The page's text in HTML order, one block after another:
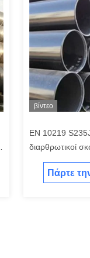
βίντεο
EN 10219
διαρθρωτικοί
χωρίς
Πάρτε